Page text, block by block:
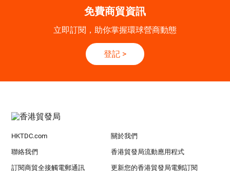
免費商貿資訊
立即訂閱，助你掌握環球營商動態
登記 >
HKTDC.com 關於我們
聯絡我們 香港貿發局流動應用程式
訂閱商貿全接觸電郵通訊 更新您的香港貿發局電郵訂閱